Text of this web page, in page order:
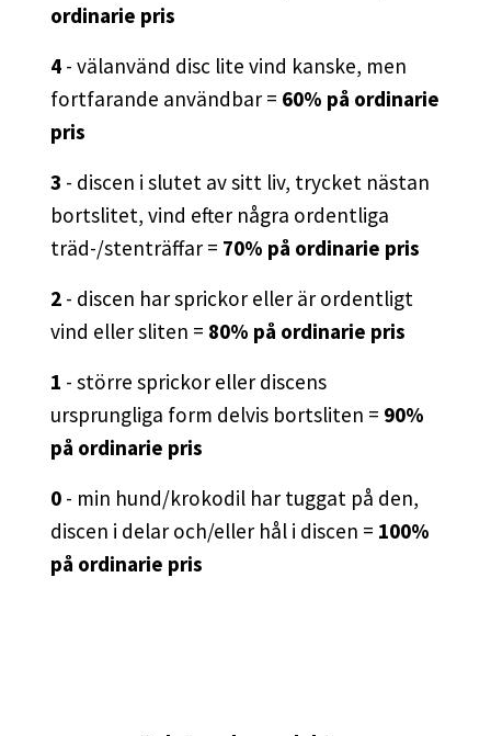
ordinarie pris
4 - välanvänd disc lite vind kanske, men
fortfarande användbar = 60% på ordinarie
pris
3 - discen i slutet av sitt liv, trycket nästan
bortslitet, vind efter några ordentliga
träd-/stenträffar = 70% på ordinarie pris
2 - discen har sprickor eller är ordentligt
vind eller sliten = 80% på ordinarie pris
1 - större sprickor eller discens
ursprungliga form delvis bortsliten = 90%
på ordinarie pris
0 - min hund/krokodil har tuggat på den,
discen i delar och/eller hål i discen = 100%
på ordinarie pris